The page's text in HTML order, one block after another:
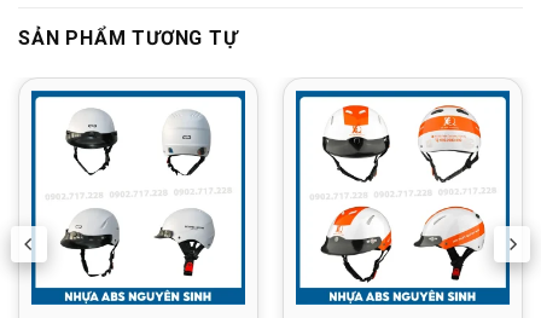
empty.
SẢN PHẨM TƯƠNG TỰ